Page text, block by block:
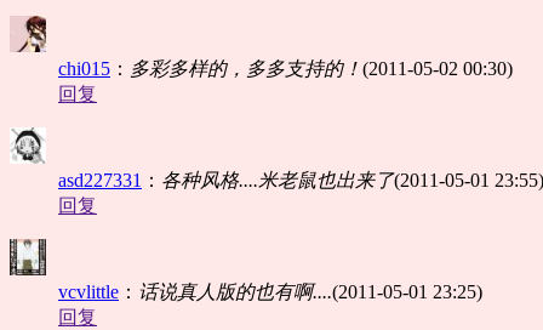
chi015 ： 多彩多样的，多多支持的！ (2011-05-02 00:30)
回复
asd227331 ： 各种风格....米老鼠也出来了(2011-05-01 23:55)
回复
vcvlittle ： 话说真人版的也有啊....(2011-05-01 23:25)
回复